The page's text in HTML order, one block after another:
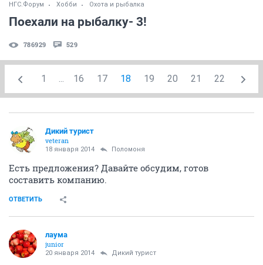
НГС.Форум Хобби Охота и рыбалка
Поехали на рыбалку- 3!
786929 529
1 ... 16 17 18 19 20 21 22
Дикий турист
veteran
18 января 2014 Поломоня
Есть предложения? Давайте обсудим, готов
составить компанию.
ОТВЕТИТЬ
лаума
junior
20 января 2014 Дикий турист